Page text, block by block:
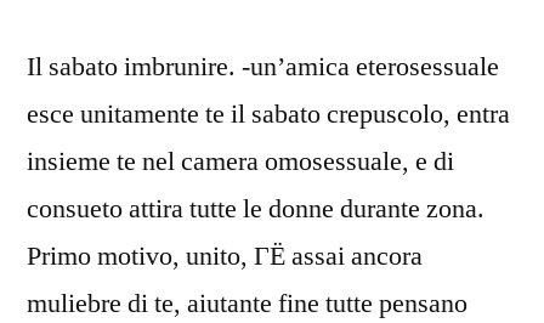
Il sabato imbrunire. -un’amica eterosessuale
esce unitamente te il sabato crepuscolo, entra
insieme te nel camera omosessuale, e di
consueto attira tutte le donne durante zona.
Primo motivo, unito, ГЁ assai ancora
muliebre di te, aiutante fine tutte pensano